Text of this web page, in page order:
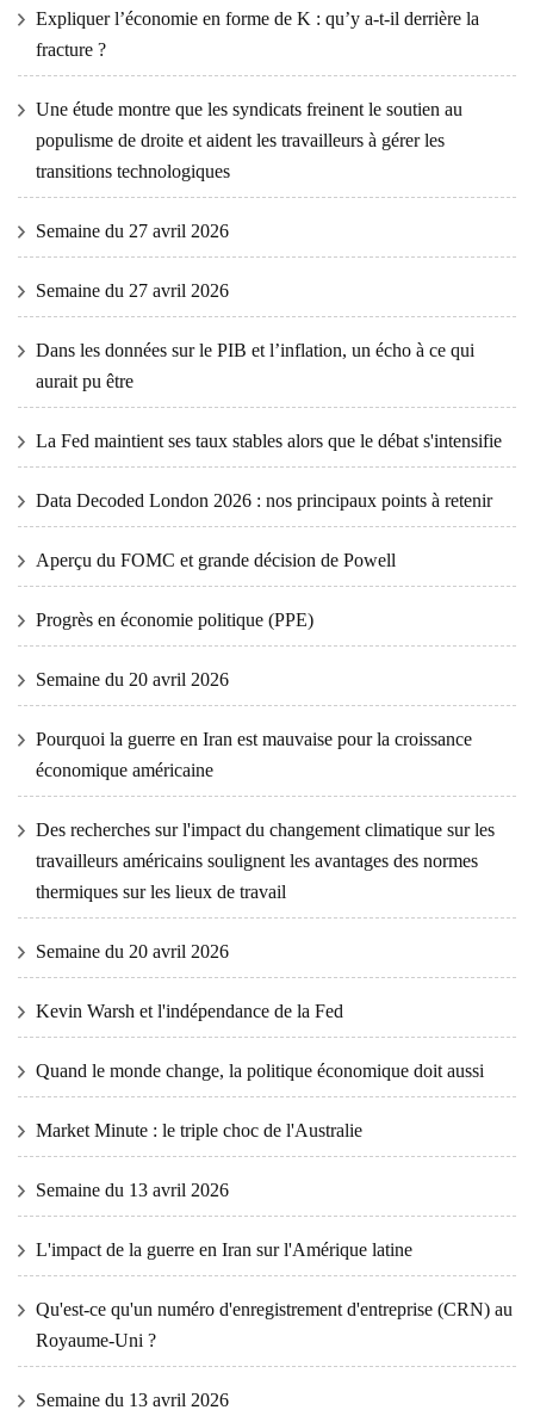
Expliquer l’économie en forme de K : qu’y a-t-il derrière la
fracture ?
Une étude montre que les syndicats freinent le soutien au
populisme de droite et aident les travailleurs à gérer les
transitions technologiques
Semaine du 27 avril 2026
Semaine du 27 avril 2026
Dans les données sur le PIB et l’inflation, un écho à ce qui
aurait pu être
La Fed maintient ses taux stables alors que le débat s'intensifie
Data Decoded London 2026 : nos principaux points à retenir
Aperçu du FOMC et grande décision de Powell
Progrès en économie politique (PPE)
Semaine du 20 avril 2026
Pourquoi la guerre en Iran est mauvaise pour la croissance
économique américaine
Des recherches sur l'impact du changement climatique sur les
travailleurs américains soulignent les avantages des normes
thermiques sur les lieux de travail
Semaine du 20 avril 2026
Kevin Warsh et l'indépendance de la Fed
Quand le monde change, la politique économique doit aussi
Market Minute : le triple choc de l'Australie
Semaine du 13 avril 2026
L'impact de la guerre en Iran sur l'Amérique latine
Qu'est-ce qu'un numéro d'enregistrement d'entreprise (CRN) au
Royaume-Uni ?
Semaine du 13 avril 2026